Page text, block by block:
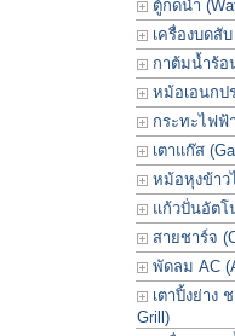
ตู้กดนำ้
เครื่องบดสั
กาต้มน้ำร้อ
หม้อเอนกป
กระทะไฟฟ้
เตาแก๊ส
หม้อหุงข้าว
แก้วปั่นอัตโ
สายชาร์จ
พัดลม AC
เตาปิ้งย่าง
Grill)